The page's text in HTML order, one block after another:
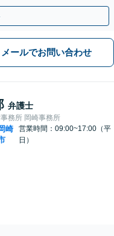
メールでお問い合わせ
弁護士
務所 岡崎事務所
崎
営業時間：09:00~17:00（平
日）